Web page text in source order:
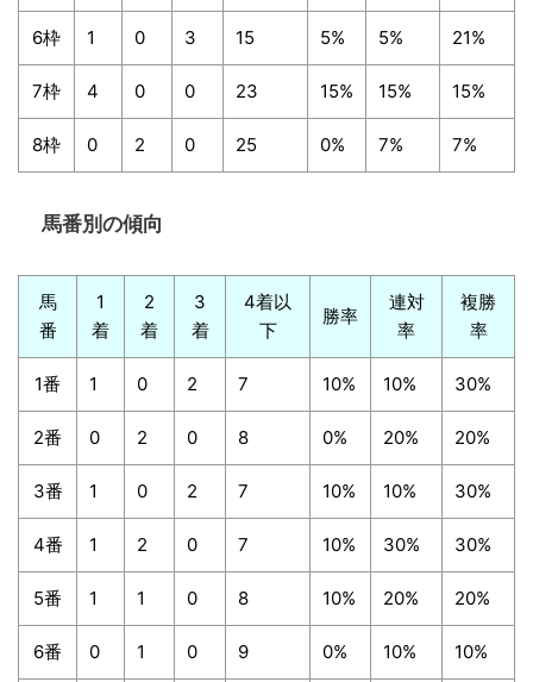
6枠 1 0 3 15 5% 5% 21%
7枠 4 0 0 23 15% 15% 15%
8枠 0 2 0 25 0% 7% 7%
馬番別の傾向
馬
番
1
着
2
着
3
着
4着以
下
勝率
連対
率
複勝
率
1番 1 0 2 7 10% 10% 30%
2番 0 2 0 8 0% 20% 20%
3番 1 0 2 7 10% 10% 30%
4番 1 2 0 7 10% 30% 30%
5番 1 1 0 8 10% 20% 20%
6番 0 1 0 9 0% 10% 10%